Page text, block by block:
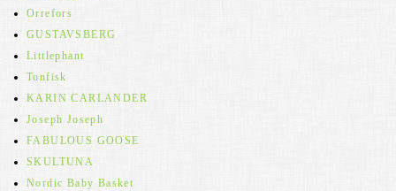
Orrefors
GUSTAVSBERG
Littlephant
Tonfisk
KARIN CARLANDER
Joseph Joseph
FABULOUS GOOSE
SKULTUNA
Nordic Baby Basket